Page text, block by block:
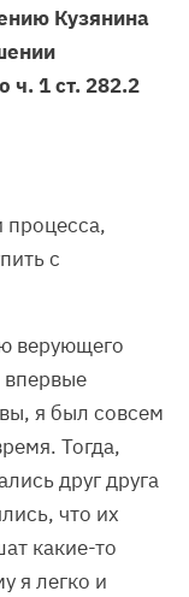
Кузянина
ч. 1 ст. 282.2
процесса,
с
верующего
впервые
я был совсем
Тогда,
друг друга
что их
какие-то
я легко и